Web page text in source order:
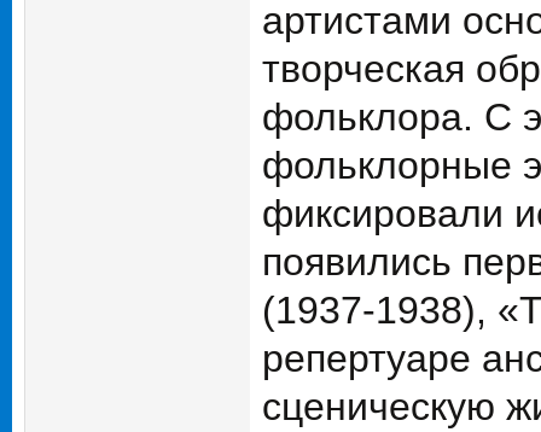
артистами
творческая
фольклора. С
фольклорные
фиксировали
появились
(1937-1938),
репертуаре
сценическую